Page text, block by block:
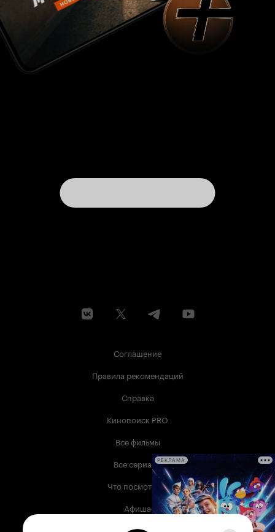
Соглашение
Правила рекомендаций
Справка
Кинопоиск PRO
Все фильмы
Все сериалы
Что посмотреть
Афиша
Музыка
РЕКЛАМА